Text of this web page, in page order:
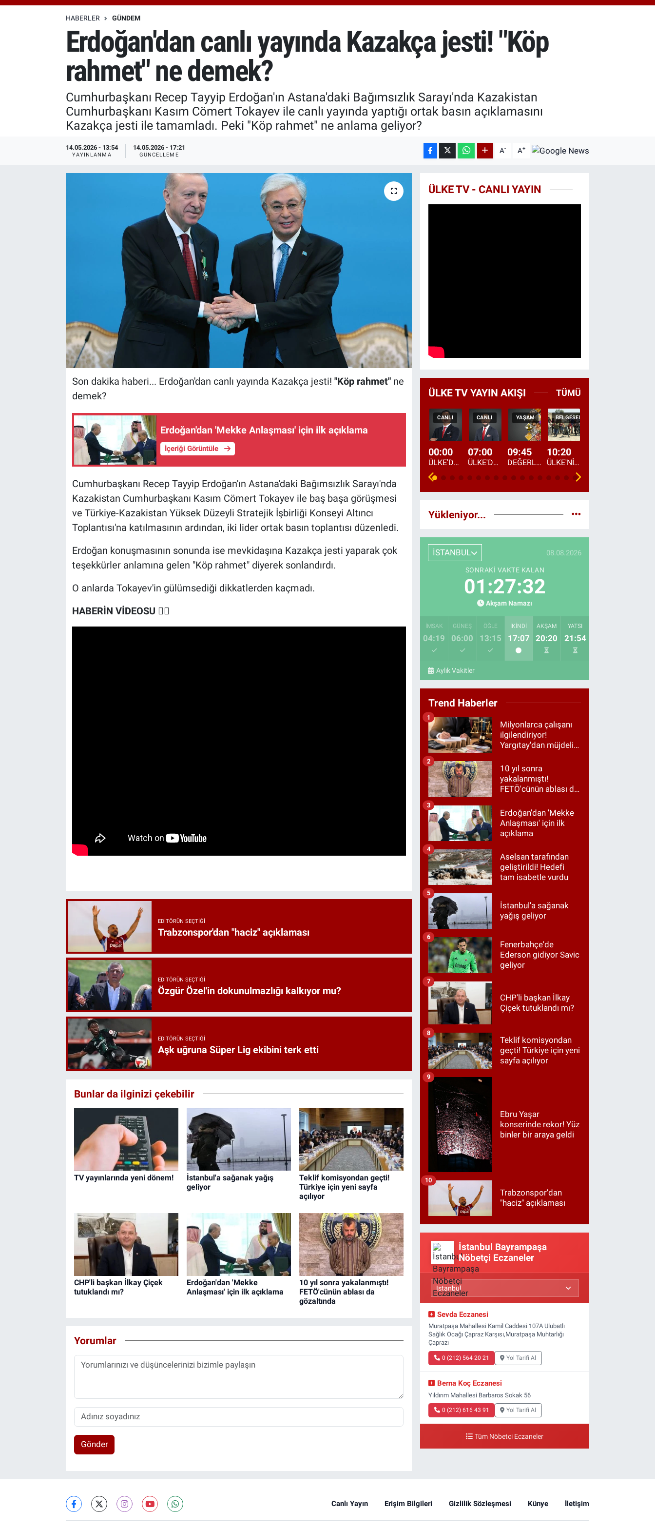
BITCOIN
64.944,08
%-0.18
HABERLER GÜNDEM
Erdoğan'dan canlı yayında Kazakça jesti! "Köp
rahmet" ne demek?
Cumhurbaşkanı Recep Tayyip Erdoğan'ın Astana'daki Bağımsızlık Sarayı'nda Kazakistan
Cumhurbaşkanı Kasım Cömert Tokayev ile canlı yayında yaptığı ortak basın açıklamasını
Kazakça jesti ile tamamladı. Peki "Köp rahmet" ne anlama geliyor?
14.05.2026 - 13:54
YAYINLANMA
14.05.2026 - 17:21
GÜNCELLEME A- A+
Son dakika haberi... Erdoğan'dan canlı yayında Kazakça jesti! "Köp rahmet"ne
demek?
Erdoğan'dan 'Mekke Anlaşması' için ilk açıklama
İçeriği Görüntüle
Cumhurbaşkanı Recep Tayyip Erdoğan'ın Astana'daki Bağımsızlık Sarayı'nda
Kazakistan Cumhurbaşkanı Kasım Cömert Tokayev ile baş başa görüşmesi
ve Türkiye-Kazakistan Yüksek Düzeyli Stratejik İşbirliği Konseyi Altıncı
Toplantısı'na katılmasının ardından, iki lider ortak basın toplantısı düzenledi.
Erdoğan konuşmasının sonunda ise mevkidaşına Kazakça jesti yaparak çok
teşekkürler anlamına gelen "Köp rahmet" diyerek sonlandırdı.
O anlarda Tokayev'in gülümsediği dikkatlerden kaçmadı.
HABERİN VİDEOSU 👇🏻
EDITÖRÜN SEÇTIĞI
Trabzonspor'dan "haciz" açıklaması
EDITÖRÜN SEÇTIĞI
Özgür Özel'in dokunulmazlığı kalkıyor mu?
EDITÖRÜN SEÇTIĞI
Aşk uğruna Süper Lig ekibini terk etti
Bunlar da ilginizi çekebilir
TV yayınlarında yeni dönem!
İstanbul'a sağanak yağış
geliyor
Teklif komisyondan geçti!
Türkiye için yeni sayfa
açılıyor
CHP'li başkan İlkay Çiçek
tutuklandı mı?
Erdoğan'dan 'Mekke
Anlaşması' için ilk açıklama
10 yıl sonra yakalanmıştı!
FETÖ'cünün ablası da
gözaltında
Yorumlar
Gönder
ÜLKE TV - CANLI YAYIN
ÜLKE TV YAYIN AKIŞI TÜMÜ
CANLI
00:00
ÜLKE'DE BU GECE
CANLI
07:00
ÜLKE'DE HAFTA SONU
YAŞAM
09:45
DEĞERLERİN DAVETİ
BELGESEL
10:20
ÜLKE'NİN ÇOCUKLARI
Yükleniyor...
İSTANBUL 08.08.2026
SONRAKI VAKTE KALAN
01:27:31
Akşam Namazı
İMSAK
04:19
GÜNEŞ
06:00
ÖĞLE
13:15
İKINDI
17:07
AKŞAM
20:20
YATSI
21:54
Aylık Vakitler
Trend Haberler
Milyonlarca çalışanı
ilgilendiriyor!
Yargıtay'dan müjdeli
1
10 yıl sonra
yakalanmıştı!
FETÖ'cünün ablası da
2
Erdoğan'dan 'Mekke
Anlaşması' için ilk
açıklama
3
Aselsan tarafından
geliştirildi! Hedefi
tam isabetle vurdu
4
İstanbul'a sağanak
yağış geliyor
5
Fenerbahçe'de
Ederson gidiyor Savic
geliyor
6
CHP'li başkan İlkay
Çiçek tutuklandı mı?
7
Teklif komisyondan
geçti! Türkiye için yeni
sayfa açılıyor
8
Ebru Yaşar
konserinde rekor! Yüz
binler bir araya geldi
9
Trabzonspor'dan
"haciz" açıklaması
10
İstanbul Bayrampaşa
Nöbetçi Eczaneler
Sevda Eczanesi
Muratpaşa Mahallesi Kamil Caddesi 107A Ulubatlı
Sağlık Ocağı Çapraz Karşısı,Muratpaşa Muhtarlığı
Çaprazı
0 (212) 564 20 21 Yol Tarifi Al
Berna Koç Eczanesi
Yıldırım Mahallesi Barbaros Sokak 56
0 (212) 616 43 91 Yol Tarifi Al
Tüm Nöbetçi Eczaneler
Canlı Yayın Erişim Bilgileri Gizlilik Sözleşmesi Künye İletişim
Özel Haberler
Özel Haberler
Erişim Bilgileri
Haber Arşivi